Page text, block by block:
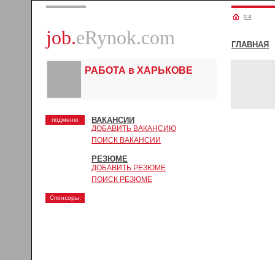
job.eRynok.com ГЛАВНАЯ
РАБОТА в ХАРЬКОВЕ
подменю ВАКАНСИИ
ДОБАВИТЬ ВАКАНСИЮ
ПОИСК ВАКАНСИИ
РЕЗЮМЕ
ДОБАВИТЬ РЕЗЮМЕ
ПОИСК РЕЗЮМЕ
Спонсоры: